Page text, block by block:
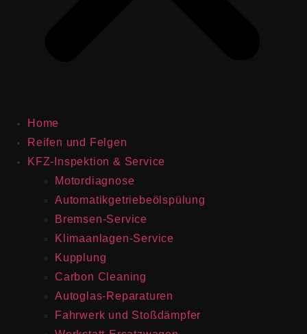
Home
Reifen und Felgen
KFZ-Inspektion & Service
Motordiagnose
Automatikgetriebeölspülung
Bremsen-Service
Klimaanlagen-Service
Kupplung
Carbon Cleaning
Autoglas-Reparaturen
Fahrwerk und Stoßdämpfer